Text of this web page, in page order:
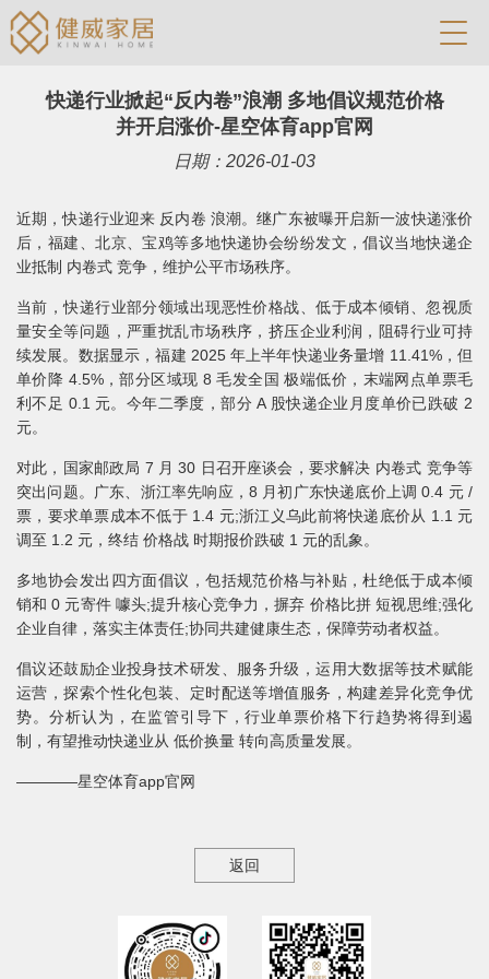
快递行业掀起“反内卷”浪潮 多地倡议规范价格
并开启涨价-星空体育app官网
日期：2026-01-03
近期，快递行业迎来 反内卷 浪潮。继广东被曝开启新一波快递涨价
后，福建、北京、宝鸡等多地快递协会纷纷发文，倡议当地快递企
业抵制 内卷式 竞争，维护公平市场秩序。
当前，快递行业部分领域出现恶性价格战、低于成本倾销、忽视质
量安全等问题，严重扰乱市场秩序，挤压企业利润，阻碍行业可持
续发展。数据显示，福建 2025 年上半年快递业务量增 11.41%，但
单价降 4.5%，部分区域现 8 毛发全国 极端低价，末端网点单票毛
利不足 0.1 元。今年二季度，部分 A 股快递企业月度单价已跌破 2
元。
对此，国家邮政局 7 月 30 日召开座谈会，要求解决 内卷式 竞争等
突出问题。广东、浙江率先响应，8 月初广东快递底价上调 0.4 元 /
票，要求单票成本不低于 1.4 元;浙江义乌此前将快递底价从 1.1 元
调至 1.2 元，终结 价格战 时期报价跌破 1 元的乱象。
多地协会发出四方面倡议，包括规范价格与补贴，杜绝低于成本倾
销和 0 元寄件 噱头;提升核心竞争力，摒弃 价格比拼 短视思维;强化
企业自律，落实主体责任;协同共建健康生态，保障劳动者权益。
倡议还鼓励企业投身技术研发、服务升级，运用大数据等技术赋能
运营，探索个性化包装、定时配送等增值服务，构建差异化竞争优
势。分析认为，在监管引导下，行业单票价格下行趋势将得到遏
制，有望推动快递业从 低价换量 转向高质量发展。
————星空体育app官网
返回